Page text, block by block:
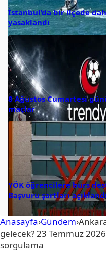
İstanbul’da bir ilçede
yasaklandı
8 Ağustos Cumartesi
maçlar
YÖK öğrencilere burs
Başvuru şartları
Anasayfa›Gündem›
gelecek? 23 Temmuz
sorgulama